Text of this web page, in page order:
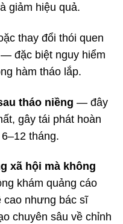
giảm hiệu quả.
thay đổi thói quen
đặc biệt nguy hiểm
hàm tháo lắp.
tháo niềng — đây
gây tái phát hoàn
tháng.
xã hội mà không
khám quảng cáo
cao nhưng bác sĩ
chuyên sâu về chỉnh